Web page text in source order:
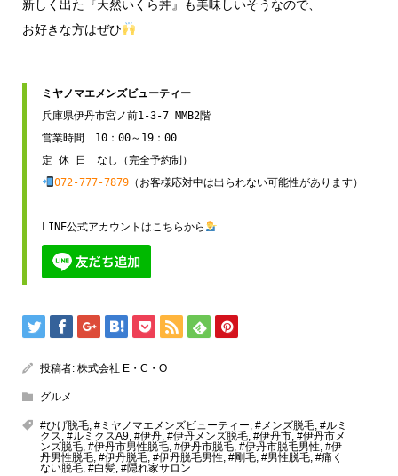
新しく出た『天然いくら丼』も美味しいそうなので、
お好きな方はぜひ
ミヤノマエメンズビューティー
兵庫県伊丹市宮ノ前1-3-7 MMB2階
営業時間　10：00～19：00
072-777-7879（お客様応対中は出られない可能性があります）
LINE公式アカウントはこちらから
投稿者: 株式会社 E・C・O
グルメ
#ひげ脱毛, #ミヤノマエメンズビューティー, #メンズ脱毛, #ルミ
クス, #ルミクスA9, #伊丹, #伊丹メンズ脱毛, #伊丹市, #伊丹市メ
ンズ脱毛, #伊丹市男性脱毛, #伊丹市脱毛, #伊丹市脱毛男性, #伊
丹男性脱毛, #伊丹脱毛, #伊丹脱毛男性, #剛毛, #男性脱毛, #痛く
ない脱毛, #白髪, #隠れ家サロン